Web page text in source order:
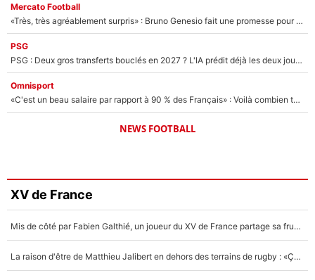
Mercato Football
«Très, très agréablement surpris» : Bruno Genesio fait une promesse pour la suite du mercato de l’OM et rassure les supporters
PSG
PSG : Deux gros transferts bouclés en 2027 ? L'IA prédit déjà les deux joueurs qui pourraient rejoindre Luis Enrique !
Omnisport
«C'est un beau salaire par rapport à 90 % des Français» : Voilà combien touchait Nelson Monfort sur France Télévisions avant de rejoindre CNews
NEWS FOOTBALL
XV de France
Mis de côté par Fabien Galthié, un joueur du XV de France partage sa frustration : «ils ne me l’ont pas dit tout de suite»
La raison d'être de Matthieu Jalibert en dehors des terrains de rugby : «Ça m'atteint autant que si tu touches à un membre de ma famille»